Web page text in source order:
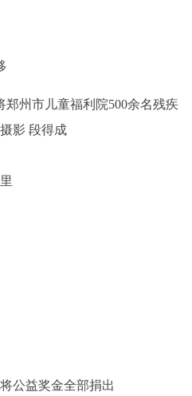
郑州市儿童福利院500余名残疾
影 段得成
公益奖金全部捐出